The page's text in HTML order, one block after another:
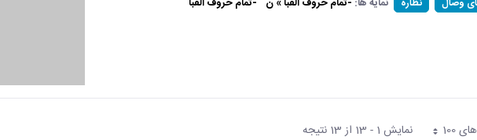
100هر صفحه نمایش 1 - 13 از 13 نتیجه